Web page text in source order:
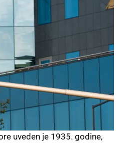
uveden je 1935. godine,